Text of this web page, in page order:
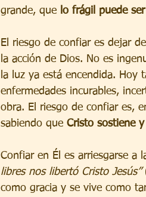
grande, que lo frágil puede
El riesgo de confiar es dejar
la acción de Dios. No es
la luz ya está encendida. Hoy
enfermedades incurables,
obra. El riesgo de confiar es,
sabiendo que Cristo sostiene
Confiar en Él es arriesgarse a
libres nos libertó Cristo Jesús”
como gracia y se vive como